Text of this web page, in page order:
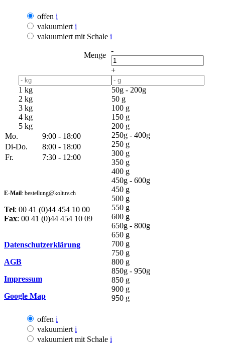
offen i
vakuumiert i
vakuumiert mit Schale i
-
+
Menge
50g - 200g
50 g
100 g
150 g
200 g
250g - 400g
250 g
300 g
350 g
400 g
450g - 600g
450 g
500 g
550 g
600 g
650g - 800g
650 g
700 g
750 g
800 g
850g - 950g
850 g
900 g
950 g
1 kg
2 kg
3 kg
4 kg
5 kg
offen i
vakuumiert i
vakuumiert mit Schale i
Mo.
9:00 - 18:00
Di-Do.
8:00 - 18:00
Fr.
7:30 - 12:00
E-Mail: bestellung@koltuv.ch
Tel: 00 41 (0)44 454 10 00
Fax: 00 41 (0)44 454 10 09
Datenschutzerklärung
AGB
Impressum
Google Map